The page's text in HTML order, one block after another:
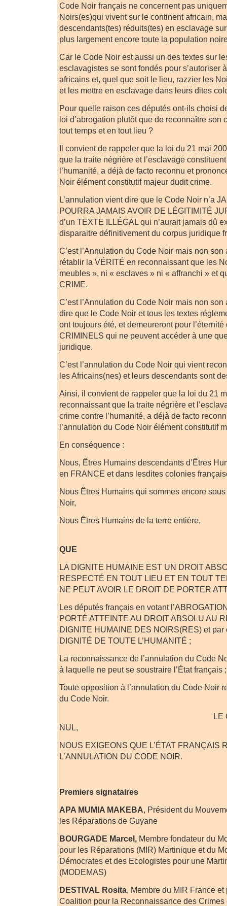
Code Noir français ne concernent pas
Noirs(es)qui vivent sur le continent africain,
descendants(tes) réduits(tes) en esclavage
plus largement encore toute la population
Car le Code Noir est aussi un des textes sur
esclavagistes se sont fondés pour s’autoriser
africains et, quel que soit le lieu, razzier les
et les mettre en esclavage dans leurs dites
Pour quelle raison ces députés ont-ils choisi
loi d’abrogation plutôt que de reconnaître son
tout temps et en tout lieu ?
Il convient de rappeler que la loi du 21 mai
que la traite négrière et l’esclavage
l’humanité, a déjà de facto reconnu et
Noir élément constitutif majeur dudit crime.
L’annulation vient dire que le Code Noir n’a
POURRA JAMAIS AVOIR DE LÉGITIMITÉ
d’un TEXTE ILLÉGAL qui n’aurait jamais dû
disparaitre définitivement du corpus juridique
C’est l’Annulation du Code Noir mais non
rétablir la VÉRITÉ en reconnaissant que les
meubles », ni « esclaves » ni « affranchi » et
CRIME.
C’est l’Annulation du Code Noir mais non
dire que le Code Noir et tous les textes
ont toujours été, et demeureront pour
CRIMINELS qui ne peuvent accéder à une
juridique.
C’est l’annulation du Code Noir qui vient
les Africains(nes) et leurs descendants sont
Ainsi, il convient de rappeler que la loi du 21
reconnaissant que la traite négrière et
crime contre l’humanité, a déjà de facto
l’annulation du Code Noir élément constitutif
En conséquence :
Nous, Êtres Humains descendants d’Êtres
en FRANCE et dans lesdites colonies
Nous Êtres Humains qui sommes encore
Noir,
Nous Êtres Humains de la terre entière,
QUE
LA DIGNITE HUMAINE EST UN DROIT
RESPECTÉ EN TOUT LIEU ET EN TOUT
NE PEUT AVOIR LE DROIT DE PORTER
Les députés français en votant
PORTÉ ATTEINTE AU DROIT ABSOLU AU
DIGNITE HUMAINE DES NOIRS(RES) et par
DIGNITÉ DE TOUTE L’HUMANITÉ ;
La reconnaissance de l’annulation du Code
à laquelle ne peut se soustraire l’État français ;
Toute opposition à l’annulation du Code Noir
du Code Noir.
LE CODE NOIR
NUL,
NOUS EXIGEONS QUE L’ÉTAT FRANÇAIS
L’ANNULATION DU CODE NOIR.
Premiers signataires
APA MUMIA MAKEBA, Président du
les Réparations de Guyane
BOURGADE Marcel, Membre fondateur du
pour les Réparations (MIR) Martinique et du
Démocrates et des Ecologistes pour une
(MODEMAS)
DESTIVAL Rosita, Membre du MIR France
Coalition pour la Reconnaissance des Crimes